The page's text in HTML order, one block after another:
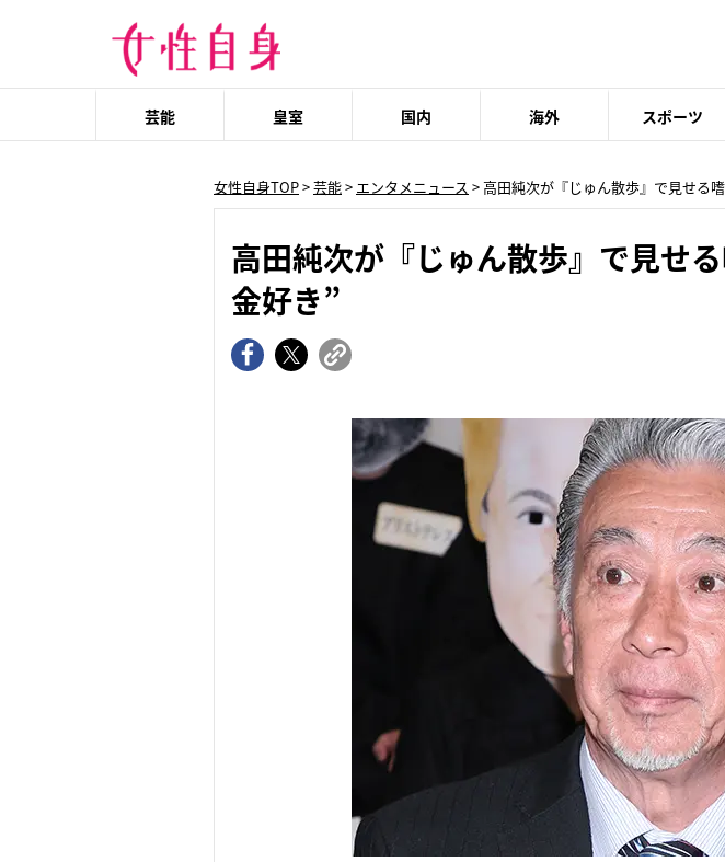
芸能 皇室 国内 海外 スポーツ
女性自身TOP>芸能> エンタメニュース > 高田純次が『じゅん散歩』で見せる
高田純次が『じゅん散歩』で見せ
金好き”